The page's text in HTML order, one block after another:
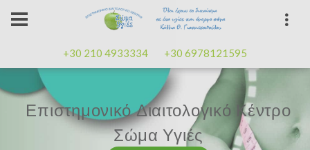
+30 210 4933334 +30 6978121595
Επαγγελματισμός, εμπειρίακαλή
διάθεση
Επιστημονικό Διαιτολογικό Κέντρο
Σώμα Υγιές
Μαζί μας μπορείτε
Κλείστε ραντεβού
Επαγγελματισμός, εμπειρίακαλή
διάθεση
Επιστημονικό Διαιτολογικό Κέντρο
Σώμα Υγιές